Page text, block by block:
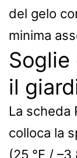
del gelo
minima
il
La scheda
colloca la
(25 °F /